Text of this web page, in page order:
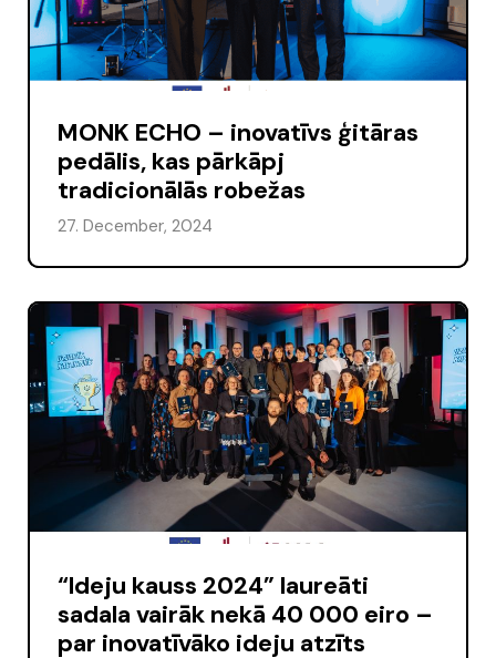
MONK ECHO – inovatīvs ģitāras
pedālis, kas pārkāpj
tradicionālās robežas
27. December, 2024
“Ideju kauss 2024” laureāti
sadala vairāk nekā 40 000 eiro –
par inovatīvāko ideju atzīts